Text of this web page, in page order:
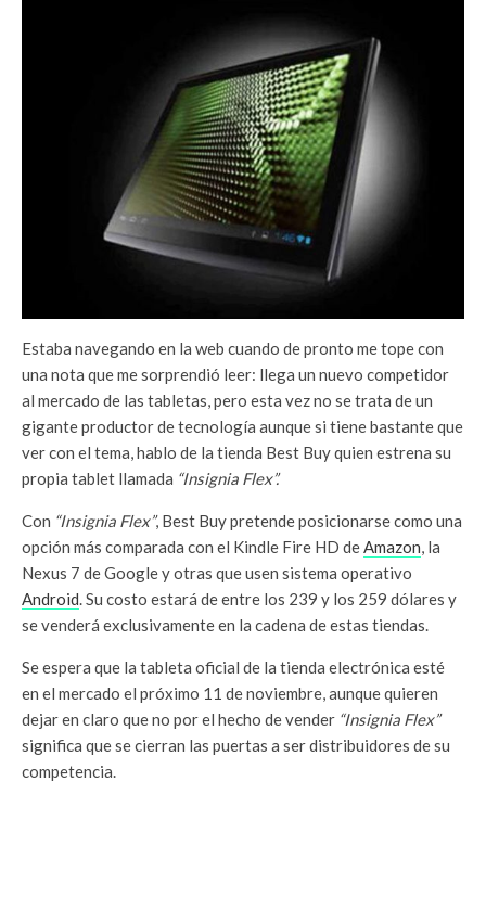
Estaba navegando en la web cuando de pronto me tope con
una nota que me sorprendió leer: llega un nuevo competidor
al mercado de las tabletas, pero esta vez no se trata de un
gigante productor de tecnología aunque si tiene bastante que
ver con el tema, hablo de la tienda Best Buy quien estrena su
propia tablet llamada “Insignia Flex”.
Con “Insignia Flex”, Best Buy pretende posicionarse como una
opción más comparada con el Kindle Fire HD deAmazon, la
Nexus 7 de Google y otras que usen sistema operativo
Android. Su costo estará de entre los 239 y los 259 dólares y
se venderá exclusivamente en la cadena de estas tiendas.
Se espera que la tableta oficial de la tienda electrónica esté
en el mercado el próximo 11 de noviembre, aunque quieren
dejar en claro que no por el hecho de vender “Insignia Flex”
significa que se cierran las puertas a ser distribuidores de su
competencia.